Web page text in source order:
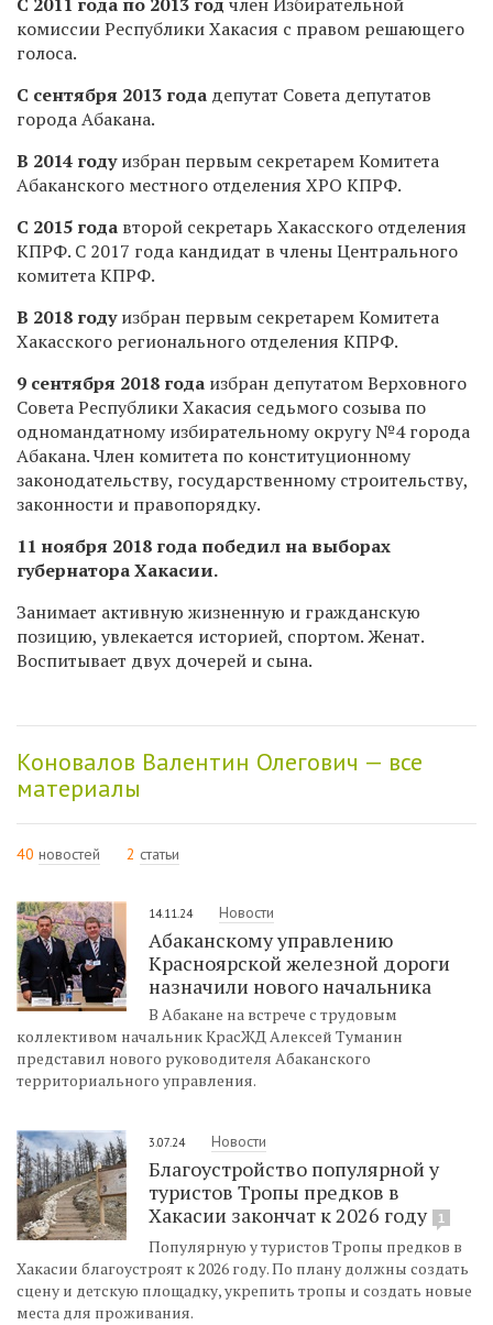
комиссии Республики Хакасия с правом решающего
голоса.
С сентября 2013 года депутат Совета депутатов
города Абакана.
В 2014 годуизбран первым секретарем Комитета
Абаканского местного отделения ХРО КПРФ.
С 2015 года второй секретарь Хакасского отделения
КПРФ. С 2017 года кандидат в члены Центрального
комитета КПРФ.
В 2018 годуизбран первым секретарем Комитета
Хакасского регионального отделения КПРФ.
9 сентября 2018 года избран депутатом Верховного
Совета Республики Хакасия седьмого созыва по
одномандатному избирательному округу №4 города
Абакана. Член комитета по конституционному
законодательству, государственному строительству,
законности и правопорядку.
11 ноября 2018 года победил на выборах
губернатора Хакасии.
Занимает активную жизненную и гражданскую
позицию, увлекается историей, спортом. Женат.
Воспитывает двух дочерей и сына.
Коновалов Валентин Олегович — все
материалы
40 новостей 2 статьи
14.11.24 Новости
Абаканскому управлению
Красноярской железной дороги
назначили нового начальника
В Абакане на встрече с трудовым
коллективом начальник КрасЖД Алексей Туманин
представил нового руководителя Абаканского
территориального управления.
3.07.24 Новости
Благоустройство популярной у
туристов Тропы предков в
Хакасии закончат к 2026 году
1
Популярную у туристов Тропы предков в
Хакасии благоустроят к 2026 году. По плану должны создать
сцену и детскую площадку, укрепить тропы и создать новые
места для проживания.